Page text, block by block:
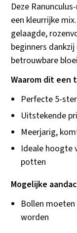
Deze
een kleurrijke
gelaagde,
beginners
betrouwbare
Waarom dit een
Perfecte 5-
Uitstekende
Meerjarig,
Ideale hoogte
potten
Mogelijke
Bollen
worden